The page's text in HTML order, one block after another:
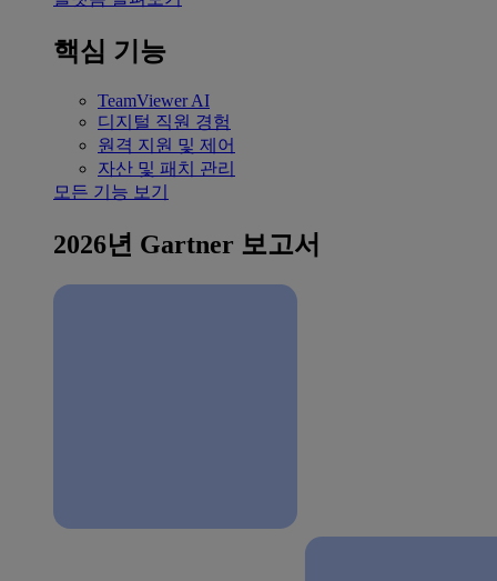
핵심 기능
TeamViewer AI
디지털 직원 경험
원격 지원 및 제어
자산 및 패치 관리
모든 기능 보기
2026년 Gartner 보고서